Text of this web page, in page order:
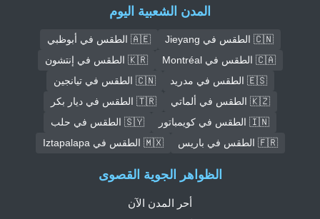
المدن الشعبية اليوم
🇨🇳 الطقس في Jieyang
🇦🇪 الطقس في أبوظبي
🇨🇦 الطقس في Montréal
🇰🇷 الطقس في إنتشون
🇪🇸 الطقس في مدريد
🇨🇳 الطقس في تيانجين
🇰🇿 الطقس في ألماتي
🇹🇷 الطقس في ديار بكر
🇮🇳 الطقس في كويمباتور
🇸🇾 الطقس في حلب
🇫🇷 الطقس في باريس
🇲🇽 الطقس في Iztapalapa
الظواهر الجوية القصوى
أحر المدن الآن